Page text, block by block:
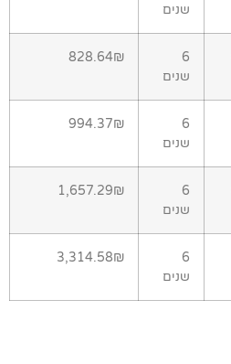
שנים
6
שנים
828.64₪
6
שנים
994.37₪
6
שנים
1,657.29₪
6
שנים
3,314.58₪